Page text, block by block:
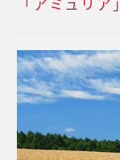
「アミュリア」